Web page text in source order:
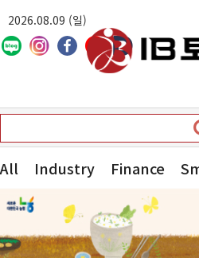
2026.08.09 (일)
All Industry Finance